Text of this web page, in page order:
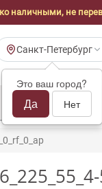
наличными, не
Санкт-Петербург
Это ваш город?
Да Нет
Шины б/у оптом